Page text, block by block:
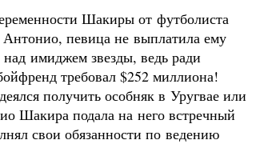
Шакиры от футболиста
певица не выплатила ему
имиджем звезды, ведь ради
требовал $252 миллиона!
получить особняк в Уругвае или
Шакира подала на него встречный
свои обязанности по ведению